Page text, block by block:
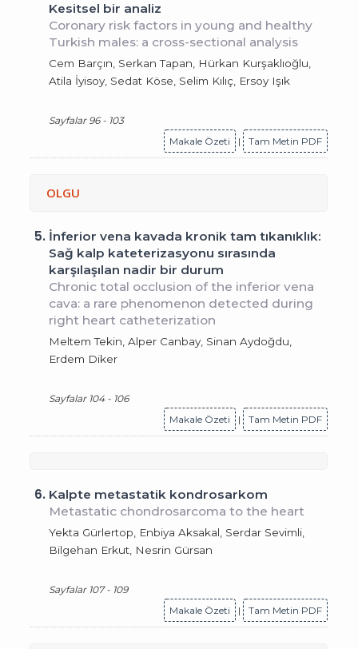
Kesitsel bir analiz
Coronary risk factors in young and healthy
Turkish males: a cross-sectional analysis
Cem Barçın, Serkan Tapan, Hürkan Kurşaklıoğlu,
Atila İyisoy, Sedat Köse, Selim Kılıç, Ersoy Işık
Sayfalar 96 - 103
Makale Özeti
| Tam Metin PDF
OLGU
5. İnferior vena kavada kronik tam tıkanıklık:
Sağ kalp kateterizasyonu sırasında
karşılaşılan nadir bir durum
Chronic total occlusion of the inferior vena
cava: a rare phenomenon detected during
right heart catheterization
Meltem Tekin, Alper Canbay, Sinan Aydoğdu,
Erdem Diker
Sayfalar 104 - 106
Makale Özeti
| Tam Metin PDF
6. Kalpte metastatik kondrosarkom
Metastatic chondrosarcoma to the heart
Yekta Gürlertop, Enbiya Aksakal, Serdar Sevimli,
Bilgehan Erkut, Nesrin Gürsan
Sayfalar 107 - 109
Makale Özeti
| Tam Metin PDF